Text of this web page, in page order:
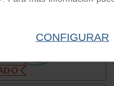
CONFIGURAR